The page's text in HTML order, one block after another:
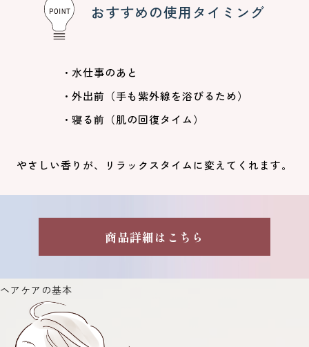
おすすめの使用タイミング
水仕事のあと
外出前（手も紫外線を浴びるため）
寝る前（肌の回復タイム）
やさしい香りが、リラックスタイムに変えてくれます。
商品詳細はこちら
ヘアケアの基本